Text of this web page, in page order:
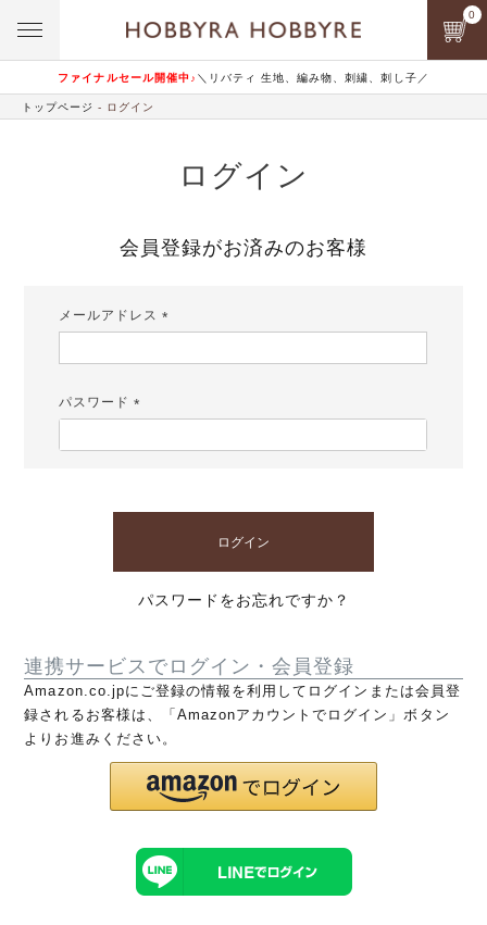
ファイナルセール開催中♪ ＼リバティ 生地、編み物、刺繍、刺し子／
0
トップページ ログイン
ログイン
会員登録がお済みのお客様
メールアドレス
パスワード
ログイン
パスワードをお忘れですか？
連携サービスでログイン・会員登録
Amazon.co.jpにご登録の情報を利用してログインまたは会員登
録されるお客様は、「Amazonアカウントでログイン」ボタン
よりお進みください。